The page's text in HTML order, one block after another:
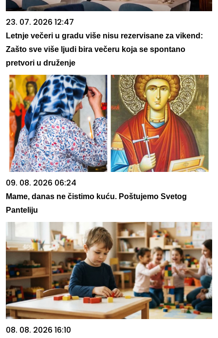
23. 07. 2026 12:47
Letnje večeri u gradu više nisu rezervisane za vikend:
Zašto sve više ljudi bira večeru koja se spontano
pretvori u druženje
09. 08. 2026 06:24
Mame, danas ne čistimo kuću. Poštujemo Svetog
Panteliju
08. 08. 2026 16:10